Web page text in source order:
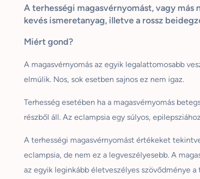
A terhességi magasvérnyomást, vagy más
kevés ismeretanyag, illetve a rossz
Miért gond?
A magasvérnyomás az egyik legalattomosabb
elmúlik. Nos, sok esetben sajnos ez nem igaz.
Terhesség esetében ha a magasvérnyomás
részből áll. Az eclampsia egy súlyos,
A terhességi magasvérnyomást értékeket
eclampsia, de nem ez a legveszélyesebb. A
az egyik leginkább életveszélyes szövődménye